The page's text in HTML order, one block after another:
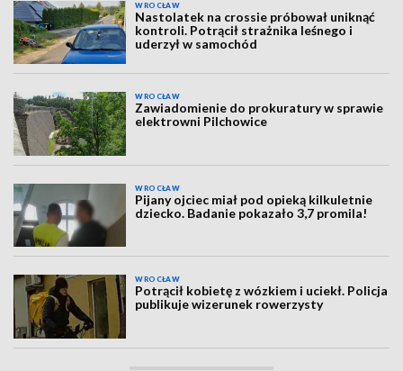
WROCŁAW
Nastolatek na crossie próbował uniknąć
kontroli. Potrącił strażnika leśnego i
uderzył w samochód
WROCŁAW
Zawiadomienie do prokuratury w sprawie
elektrowni Pilchowice
WROCŁAW
Pijany ojciec miał pod opieką kilkuletnie
dziecko. Badanie pokazało 3,7 promila!
WROCŁAW
Potrącił kobietę z wózkiem i uciekł. Policja
publikuje wizerunek rowerzysty